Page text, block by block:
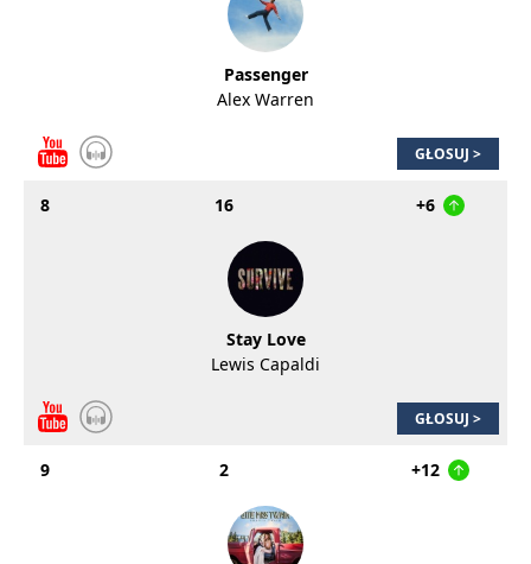
Passenger
Alex Warren
GŁOSUJ >
8 16 +6
Stay Love
Lewis Capaldi
GŁOSUJ >
9 2 +12